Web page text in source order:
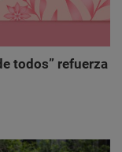
todos” refuerza